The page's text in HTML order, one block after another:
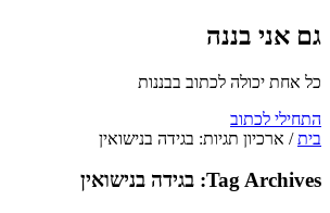
גם אני בננה
כל אחת יכולה לכתוב בבננות
התחילי לכתוב
בית/ ארכיון תגיות: בגידה בנישואין
Tag Archives: בגידה בנישואין